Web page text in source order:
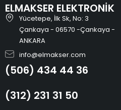
ELMAKSER ELEKTRONİK
Yücetepe, İlk Sk, No: 3
Çankaya - 06570 -Çankaya -
ANKARA
info@elmakser.com
(506) 434 44 36
(312) 231 31 50